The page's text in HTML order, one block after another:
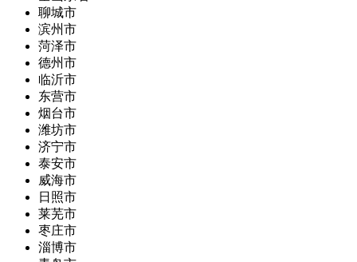
聊城市
滨州市
菏泽市
德州市
临沂市
东营市
烟台市
潍坊市
济宁市
泰安市
威海市
日照市
莱芜市
枣庄市
淄博市